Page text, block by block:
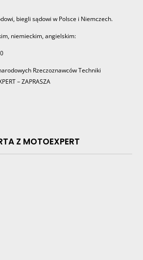
biegli sądowi w Polsce i Niemczech.
niemieckim, angielskim:
Rzeczoznawców Techniki
– ZAPRASZA
Z MOTOEXPERT